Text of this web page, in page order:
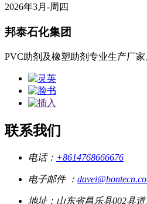
2026年3月-周四
邦泰石化集团
PVC助剂及橡塑助剂专业生产厂
联系我们
电话： +8614768666676
电子邮件 ：
地址：山东省昌乐县002县